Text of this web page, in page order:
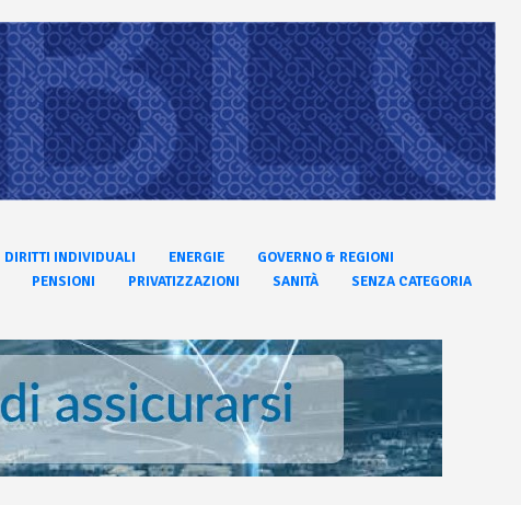
DIRITTI INDIVIDUALI ENERGIE
GOVERNO & REGIONI
PENSIONI PRIVATIZZAZIONI SANITÀ
SENZA CATEGORIA